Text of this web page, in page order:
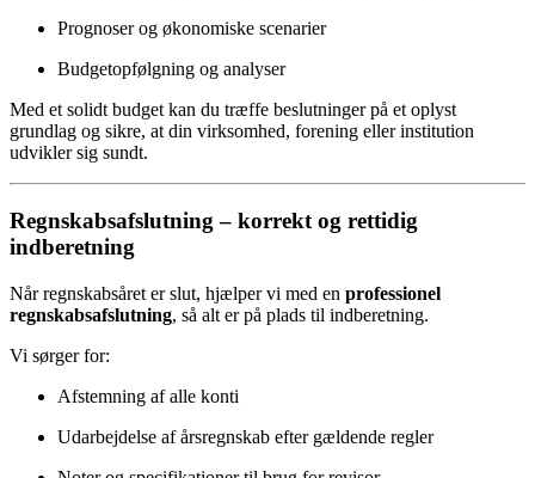
Prognoser og økonomiske scenarier
Budgetopfølgning og analyser
Med et solidt budget kan du træffe beslutninger på et oplyst
grundlag og sikre, at din virksomhed, forening eller institution
udvikler sig sundt.
Regnskabsafslutning – korrekt og rettidig
indberetning
Når regnskabsåret er slut, hjælper vi med en professionel
regnskabsafslutning, så alt er på plads til indberetning.
Vi sørger for:
Afstemning af alle konti
Udarbejdelse af årsregnskab efter gældende regler